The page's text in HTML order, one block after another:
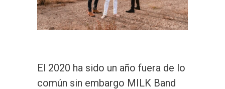
El 2020 ha sido un año fuera de lo
común sin embargo MILK Band